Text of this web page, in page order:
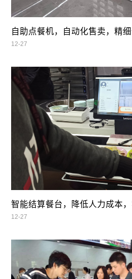
自助点餐机，自动化售卖，精
12-27
智能结算餐台，降低人力成本
12-27